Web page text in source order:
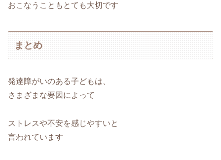
おこなうこともとても大切です
まとめ
発達障がいのある子どもは、
さまざまな要因によって
ストレスや不安を感じやすいと
言われています